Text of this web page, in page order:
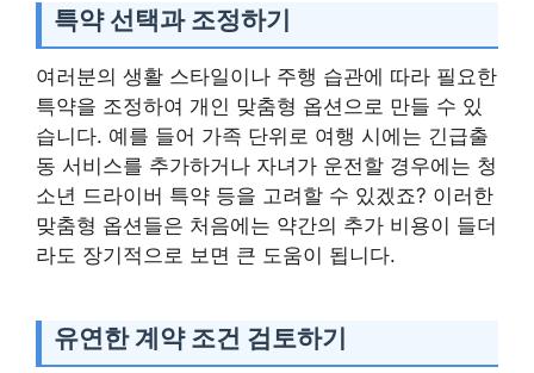
특약 선택과 조정하기
여러분의 생활 스타일이나 주행 습관에 따라 필요한
특약을 조정하여 개인 맞춤형 옵션으로 만들 수 있
습니다. 예를 들어 가족 단위로 여행 시에는 긴급출
동 서비스를 추가하거나 자녀가 운전할 경우에는 청
소년 드라이버 특약 등을 고려할 수 있겠죠? 이러한
맞춤형 옵션들은 처음에는 약간의 추가 비용이 들더
라도 장기적으로 보면 큰 도움이 됩니다.
유연한 계약 조건 검토하기